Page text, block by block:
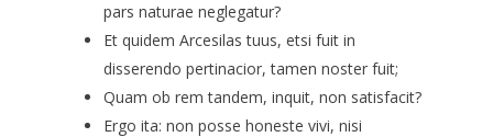
pars naturae neglegatur?
Et quidem Arcesilas tuus, etsi fuit in
disserendo pertinacior, tamen noster fuit;
Quam ob rem tandem, inquit, non satisfacit?
Ergo ita: non posse honeste vivi, nisi